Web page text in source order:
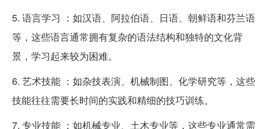
5. 语言学习 ：如汉语、阿拉伯语、日语、朝鲜语和芬兰语
等，这些语言通常拥有复杂的语法结构和独特的文化背
景，学习起来较为困难。
6. 艺术技能 ：如杂技表演、机械制图、化学研究等，这些
技能往往需要长时间的实践和精细的技巧训练。
7. 专业技能 ：如机械专业、土木专业等，这些专业通常需